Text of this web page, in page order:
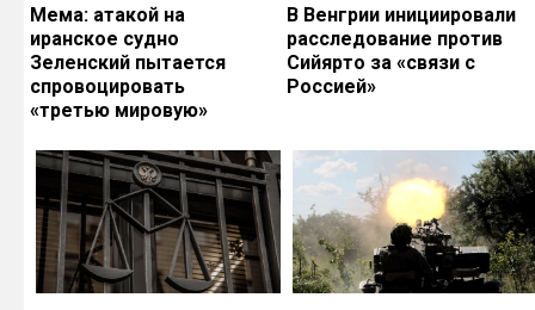
Мема: атакой на
иранское судно
Зеленский пытается
спровоцировать
«третью мировую»
В Венгрии инициировали
расследование против
Сийярто за «связи с
Россией»